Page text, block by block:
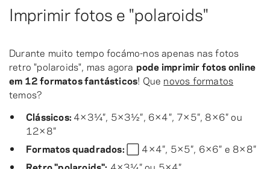
Imprimir fotos e "polaroids"
Durante muito tempo focámo-nos apenas nas fotos
retro "polaroids", mas agora pode imprimir fotos online
em 12 formatos fantásticos! Que novos formatos
temos?
Clássicos: 4×3¼″, 5×3½″, 6×4″, 7×5″, 8×6″ ou
12×8″
Formatos quadrados:⬜ 4×4″, 5×5″, 6×6″ e 8×8″
Retro "polaroids": 4×3¼″ ou 5×4″